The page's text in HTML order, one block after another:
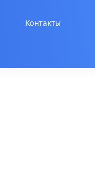
Контакты